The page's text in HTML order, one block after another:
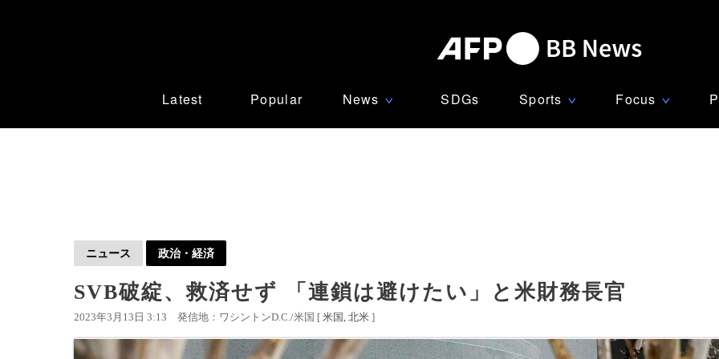
Latest Popular News ∨ SDGs Sports ∨ Focus ∨
ニュース 政治・経済
SVB破綻、救済せず 「連鎖は避けたい」と米財務長官
2023年3月13日 3:13 発信地：ワシントンD.C./米国 [ 米国 北米 ]